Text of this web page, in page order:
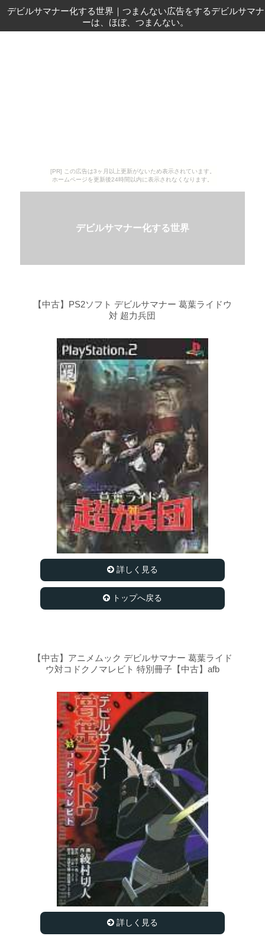
[PR] この広告は3ヶ月以上更新がないため表示されています。
ホームページを更新後24時間以内に表示されなくなります。
デビルサマナー化する世界 ｜ つまんない広告をするデビルサマナ
ーは、ほぼ、つまんない。
デビルサマナー化する世界
【中古】PS2ソフト デビルサマナー 葛葉ライドウ
対 超力兵団
詳しく見る
トップへ戻る
【中古】アニメムック デビルサマナー 葛葉ライド
ウ対コドクノマレビト 特別冊子【中古】afb
詳しく見る